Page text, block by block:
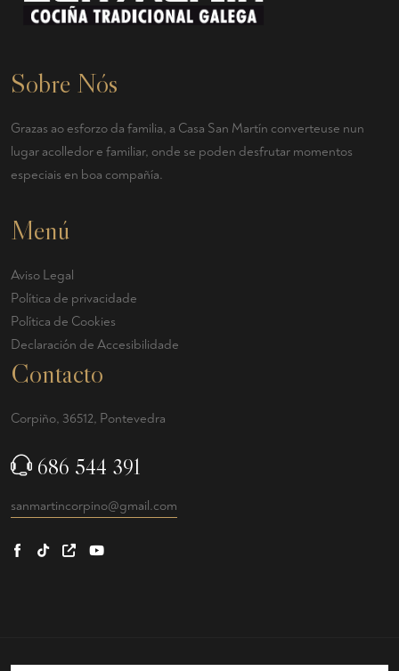
Sobre Nós
Grazas ao esforzo da familia, a Casa San Martín converteuse nun
lugar acolledor e familiar, onde se poden desfrutar momentos
especiais en boa compañía.
Menú
Aviso Legal
Política de privacidade
Política de Cookies
Declaración de Accesibilidade
Contacto
Corpiño, 36512, Pontevedra
686 544 391
sanmartincorpino@gmail.com